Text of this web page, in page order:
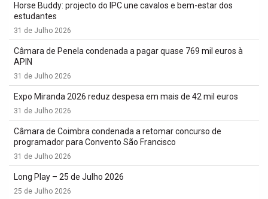
Horse Buddy: projecto do IPC une cavalos e bem-estar dos
estudantes
31 de Julho 2026
Câmara de Penela condenada a pagar quase 769 mil euros à
APIN
31 de Julho 2026
Expo Miranda 2026 reduz despesa em mais de 42 mil euros
31 de Julho 2026
Câmara de Coimbra condenada a retomar concurso de
programador para Convento São Francisco
31 de Julho 2026
Long Play – 25 de Julho 2026
25 de Julho 2026